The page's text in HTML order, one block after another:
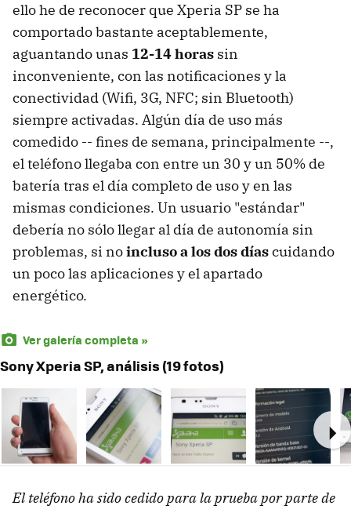
ello he de reconocer que Xperia SP se ha
comportado bastante aceptablemente,
aguantando unas 12-14 horas sin
inconveniente, con las notificaciones y la
conectividad (Wifi, 3G, NFC; sin Bluetooth)
siempre activadas. Algún día de uso más
comedido -- fines de semana, principalmente --,
el teléfono llegaba con entre un 30 y un 50% de
batería tras el día completo de uso y en las
mismas condiciones. Un usuario "estándar"
debería no sólo llegar al día de autonomía sin
problemas, si noincluso a los dos díascuidando
un poco las aplicaciones y el apartado
energético.
Ver galería completa »
Sony Xperia SP, análisis (19 fotos)
El teléfono ha sido cedido para la prueba por parte de